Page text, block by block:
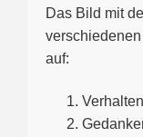
Das Bild mit
auf:
Verhalten